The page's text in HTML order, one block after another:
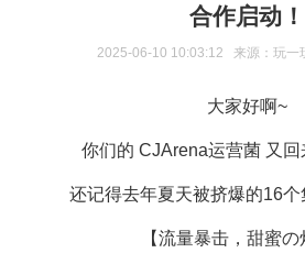
合作启动！
2025-06-10 10:03:12 来源：玩一
大家好啊~
还记得去年夏天被挤爆的16个
【流量暴击，甜蜜の